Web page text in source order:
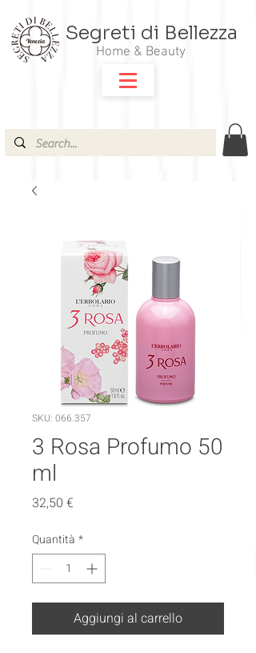
Segreti di Bellezza
Home & Beauty
SKU: 066.357
3 Rosa Profumo 50
ml
32,50 €
Quantità *
Aggiungi al carrello